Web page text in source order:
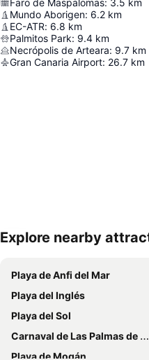
Faro de Maspalomas: 3.5 km
Mundo Aborigen: 6.2 km
EC-ATR: 6.8 km
Palmitos Park: 9.4 km
Necrópolis de Arteara: 9.7 km
Gran Canaria Airport: 26.7 km
Nagy méretű térkép
Explore nearby
Playa de Anfi del Mar
Playa del Inglés
Playa del Sol
Carnaval de Las Palmas de Gran Canaria
Playa de Mogán